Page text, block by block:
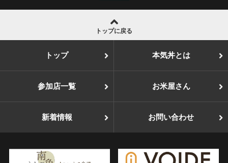
トップに戻る
トップ 本気丼とは
参加店一覧 お米屋さん
新着情報 お問い合わせ